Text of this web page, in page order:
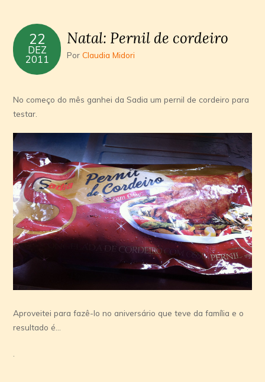
22
DEZ
2011
Natal: Pernil de cordeiro
PorClaudia Midori
No começo do mês ganhei da Sadia um pernil de cordeiro para
testar.
Aproveitei para fazê-lo no aniversário que teve da família e o
resultado é…
.